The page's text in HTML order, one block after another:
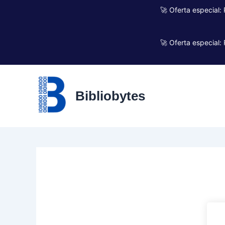
🚀 Oferta especial:
🚀 Oferta especial:
Bibliobytes